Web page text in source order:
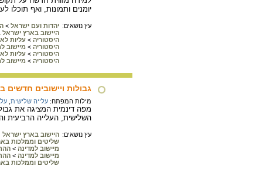
יומנים ותמונות, ואף תוכלו
עץ נושאים: יהדות ועם ישראל >
היישוב בארץ ישראל
היסטוריה > עליות
היסטוריה > מיישוב
היסטוריה > עליות
היסטוריה > מיישוב
גבולות ויישובים חדשים
מילות המפתח: עלייה שלישית
מפה דינמית המציגה את
השלישית, העלייה הרביעית
עץ נושאים: היישוב בארץ
שליטים וממלכות
מיישוב למדינה >
מיישוב למדינה >
שליטים וממלכות